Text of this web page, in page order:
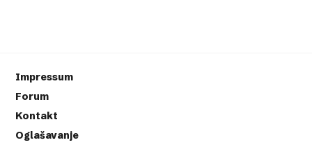
Impressum
Forum
Kontakt
Oglašavanje